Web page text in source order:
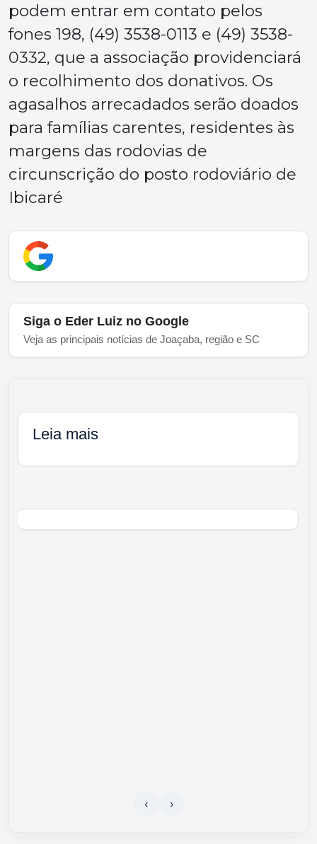
podem entrar em contato pelos
fones 198, (49) 3538-0113 e (49) 3538-
0332, que a associação providenciará
o recolhimento dos donativos. Os
agasalhos arrecadados serão doados
para famílias carentes, residentes às
margens das rodovias de
circunscrição do posto rodoviário de
Ibicaré
Siga o Eder Luiz no Google
Veja as principais notícias de Joaçaba, região e SC
Leia mais